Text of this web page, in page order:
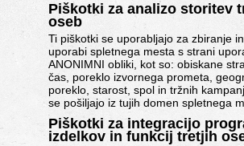
Piškotki za analizo storitev
oseb
Ti piškotki se uporabljajo za zbiranje
uporabi spletnega mesta s strani
ANONIMNI obliki, kot so: obiskane
čas, poreklo izvornega prometa,
poreklo, starost, spol in tržnih
se pošiljajo iz tujih domen spletnega
Piškotki za integracijo
izdelkov in funkcij tretjih